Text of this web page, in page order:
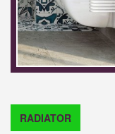
RADIATOR